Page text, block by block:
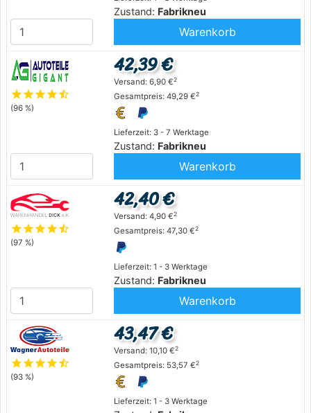
Zustand: Fabrikneu
Warenkorb
starstarstarstarstar_half
(96 %)
Lieferzeit: 3 - 7 Werktage
Zustand: Fabrikneu
42,39 €
Versand: 6,90 €2
Gesamtpreis: 49,29 €2
Warenkorb
starstarstarstarstar_half
(97 %)
Lieferzeit: 1 - 3 Werktage
Zustand: Fabrikneu
42,40 €
Versand: 4,90 €2
Gesamtpreis: 47,30 €2
Warenkorb
starstarstarstarstar_half
(93 %)
Lieferzeit: 1 - 3 Werktage
43,47 €
Versand: 10,10 €2
Gesamtpreis: 53,57 €2